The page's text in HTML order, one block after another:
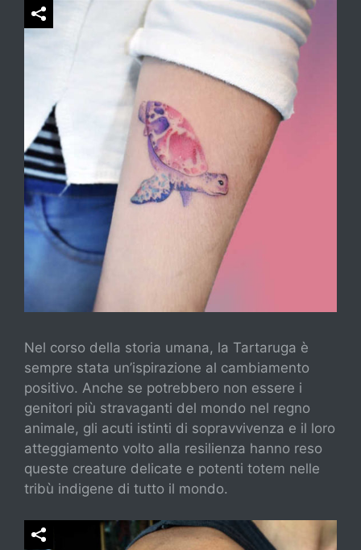
Nel corso della storia umana, la Tartaruga è
sempre stata un’ispirazione al cambiamento
positivo. Anche se potrebbero non essere i
genitori più stravaganti del mondo nel regno
animale, gli acuti istinti di sopravvivenza e il loro
atteggiamento volto alla resilienza hanno reso
queste creature delicate e potenti totem nelle
tribù indigene di tutto il mondo.